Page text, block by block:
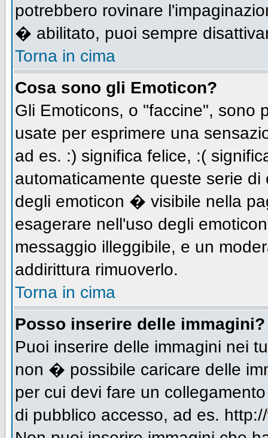
potrebbero rovinare
� abilitato, puoi sempre
Torna in cima
Cosa sono gli Emoticon?
Gli Emoticons, o "faccine", sono
usate per esprimere una
ad es. :) significa felice, :(
automaticamente queste serie
degli emoticon � visibile nella
esagerare nell'uso degli
messaggio illeggibile, e un
addirittura rimuoverlo.
Torna in cima
Posso inserire delle immagini?
Puoi inserire delle immagini nei
non � possibile caricare delle
per cui devi fare un
di pubblico accesso, ad es.